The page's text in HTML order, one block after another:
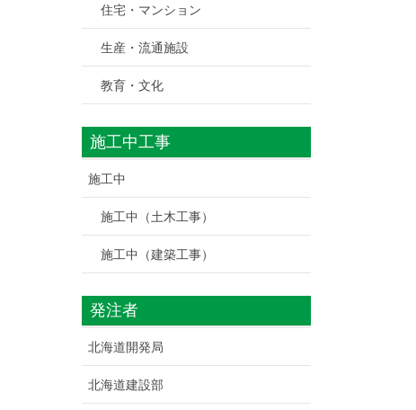
住宅・マンション
生産・流通施設
教育・文化
施工中工事
施工中
施工中（土木工事）
施工中（建築工事）
発注者
北海道開発局
北海道建設部